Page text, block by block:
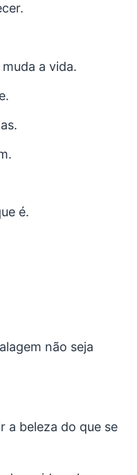
a vida.
é.
não seja
a beleza do que se